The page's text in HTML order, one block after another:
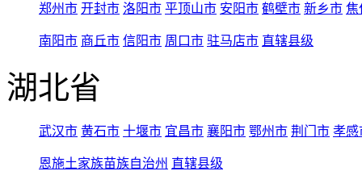
郑州市 开封市 洛阳市 平顶山市 安阳市 鹤壁市 新乡市 焦
南阳市 商丘市 信阳市 周口市 驻马店市 直辖县级
湖北省
武汉市 黄石市 十堰市 宜昌市 襄阳市 鄂州市 荆门市 孝感
恩施土家族苗族自治州 直辖县级